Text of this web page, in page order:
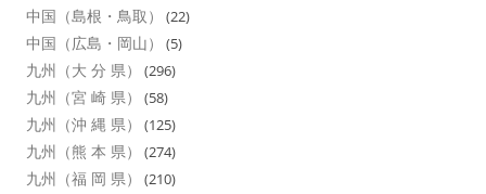
中国（島根・鳥取） (22)
中国（広島・岡山） (5)
九州（大 分 県） (296)
九州（宮 崎 県） (58)
九州（沖 縄 県） (125)
九州（熊 本 県） (274)
九州（福 岡 県） (210)